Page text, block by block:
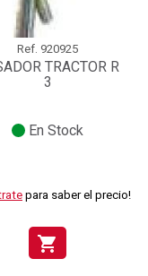
Ref. 920925
TRACTOR R
3
En Stock
para saber el precio!
shopping_cart